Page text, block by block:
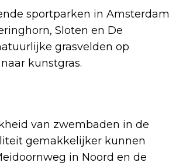
sportparken in Amsterdam
Sloten en De
grasvelden op
kunstgras.
van zwembaden in de
gemakkelijker kunnen
in Noord en de